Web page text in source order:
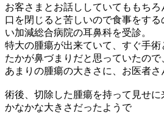
お客さまとお話ししていてももちろ
口を閉じると苦しいので食事をす
い加減総合病院の耳鼻科を受診。
特大の腫瘍が出来ていて、すぐ手術
たかが鼻づまりだと思っていたので
あまりの腫瘍の大きさに、お医者さ
術後、切除した腫瘍を持って見せ
かなかな大きさだったようで